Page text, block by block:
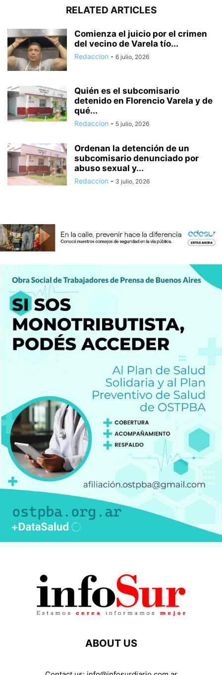
RELATED ARTICLES
Comienza el juicio por el crimen
del vecino de Varela tío...
Redaccion - 6 julio, 2026
Quién es el subcomisario
detenido en Florencio Varela y de
qué...
Redaccion - 5 julio, 2026
Ordenan la detención de un
subcomisario denunciado por
abuso sexual y...
Redaccion - 3 julio, 2026
ABOUT US